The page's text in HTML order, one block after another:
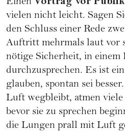
Einen
vielen nicht leicht. Sagen
den Schluss einer Rede
Auftritt mehrmals laut vor
nötige Sicherheit, in einem
durchzusprechen. Es ist
glauben, spontan sei
Luft wegbleibt, atmen
bevor sie zu sprechen
die Lungen prall mit Luft